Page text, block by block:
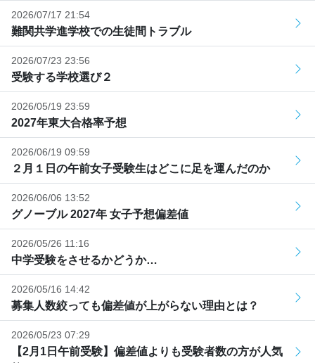
2026/07/17 21:54
難関共学進学校での生徒間トラブル
2026/07/23 23:56
受験する学校選び２
2026/05/19 23:59
2027年東大合格率予想
2026/06/19 09:59
２月１日の午前女子受験生はどこに足を運んだのか
2026/06/06 13:52
グノーブル 2027年 女子予想偏差値
2026/05/26 11:16
中学受験をさせるかどうか…
2026/05/16 14:42
募集人数絞っても偏差値が上がらない理由とは？
2026/05/23 07:29
【2月1日午前受験】偏差値よりも受験者数の方が人気